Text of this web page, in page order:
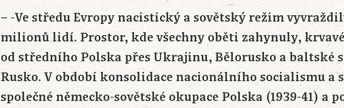
– -Ve středu Evropy nacistický a sovětský režim
milionů lidí. Prostor, kde všechny oběti zahynuly,
od středního Polska přes Ukrajinu, Bělorusko a baltské
Rusko. V období konsolidace nacionálního socialismu a
společné německo-sovětské okupace Polska (1939-41) a